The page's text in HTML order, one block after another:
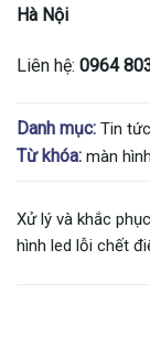
Hà Nội
Liên hệ: 0964
Danh mục: Tin tức
Từ khóa: màn
Xử lý và khắc
hình led lỗi chết